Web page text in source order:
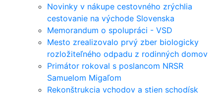
Novinky v nákupe cestovného zrýchlia
cestovanie na východe Slovenska
Memorandum o spolupráci - VSD
Mesto zrealizovalo prvý zber biologicky
rozložiteľného odpadu z rodinných domov
Primátor rokoval s poslancom NRSR
Samuelom Migaľom
Rekonštrukcia vchodov a stien schodísk